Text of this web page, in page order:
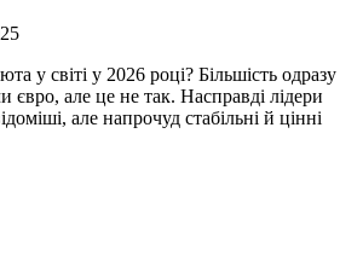
у світі у 2026 році? Більшість одразу
євро, але це не так. Насправді лідери
але напрочуд стабільні й цінні